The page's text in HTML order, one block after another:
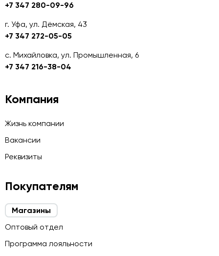
+7 347 280-09-96
г. Уфа, ул. Дёмская, 43
+7 347 272-05-05
с. Михайловка, ул. Промышленная, 6
+7 347 216-38-04
Компания
Жизнь компании
Вакансии
Реквизиты
Покупателям
Магазины
Оптовый отдел
Программа лояльности